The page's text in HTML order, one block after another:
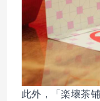
此外，「楽壞茶